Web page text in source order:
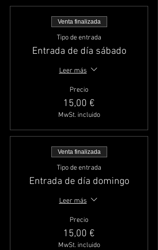
Venta finalizada
Tipo de entrada
Entrada de día sábado
Leer más
Precio
15,00 €
MwSt. incluido
Venta finalizada
Tipo de entrada
Entrada de día domingo
Leer más
Precio
15,00 €
MwSt. incluido